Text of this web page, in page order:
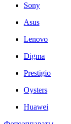
Sony
Asus
Lenovo
Digma
Prestigio
Oysters
Huawei